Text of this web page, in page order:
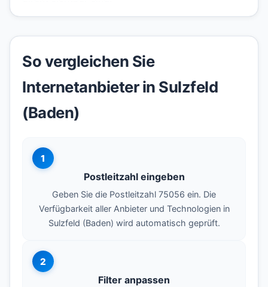
So vergleichen Sie
Internetanbieter in Sulzfeld
(Baden)
1
Postleitzahl eingeben
Geben Sie die Postleitzahl 75056 ein. Die
Verfügbarkeit aller Anbieter und Technologien in
Sulzfeld (Baden) wird automatisch geprüft.
2
Filter anpassen